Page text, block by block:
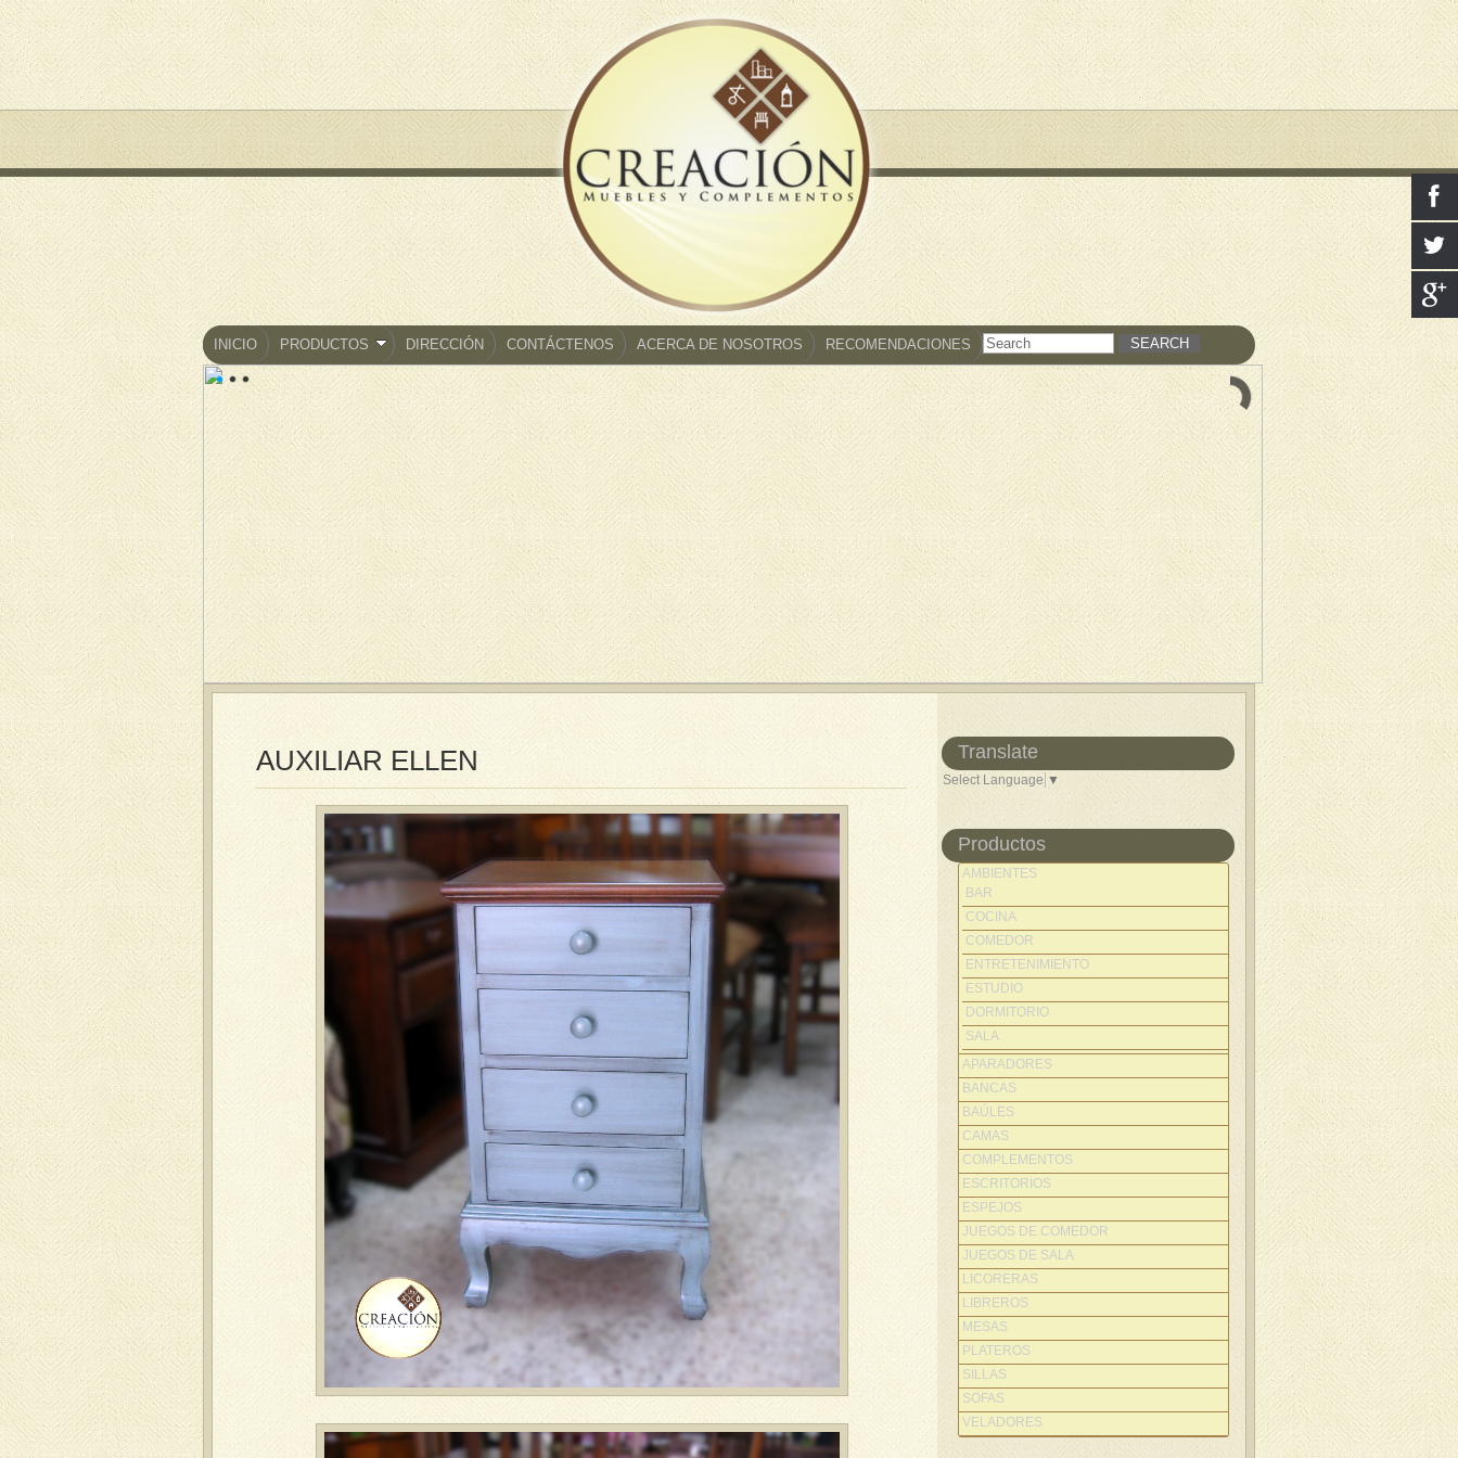
INICIO PRODUCTOS DIRECCIÓN CONTÁCTENOS ACERCA DE NOSOTROS RECOMENDACIONES
AUXILIAR ELLEN Translate
Select Language ▼
Productos
AMBIENTES
BAR
COCINA
COMEDOR
ENTRETENIMIENTO
ESTUDIO
DORMITORIO
SALA
APARADORES
BANCAS
BAÚLES
CAMAS
COMPLEMENTOS
ESCRITORIOS
ESPEJOS
JUEGOS DE COMEDOR
JUEGOS DE SALA
LICORERAS
LIBREROS
MESAS
PLATEROS
SILLAS
SOFAS
VELADORES